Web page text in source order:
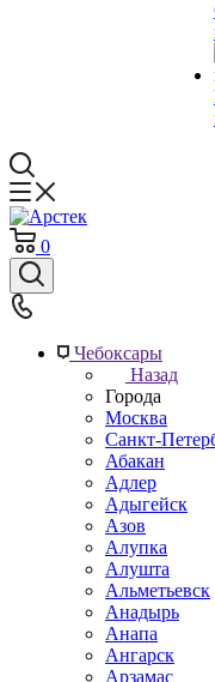
0
Чебоксары
Назад
Города
Москва
Санкт-
Абакан
Адлер
Адыгейск
Азов
Алупка
Алушта
Альметьевск
Анадырь
Анапа
Ангарск
Арзамас